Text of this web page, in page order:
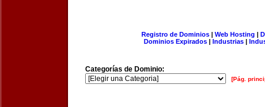
Registro de Dominios| Web Hosting |
Dominios Expirados | Industrias |
Categorías de Dominio:
[Pág.